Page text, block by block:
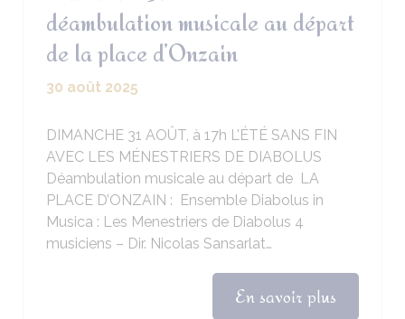
déambulation musicale au départ
de la place d’Onzain
30 août 2025
DIMANCHE 31 AOÛT, à 17h L’ÉTÉ SANS FIN
AVEC LES MÉNESTRIERS DE DIABOLUS
Déambulation musicale au départ de LA
PLACE D’ONZAIN : Ensemble Diabolus in
Musica : Les Menestriers de Diabolus 4
musiciens – Dir. Nicolas Sansarlat…
En savoir plus